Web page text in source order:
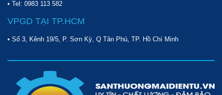
để được tư vấn.
• Tel: 0983 113 582
VPGD TẠI TP.HCM
• Số 3, Kênh 19/5, P. Sơn Kỳ, Q Tân Phú, TP. Hồ Chí Minh